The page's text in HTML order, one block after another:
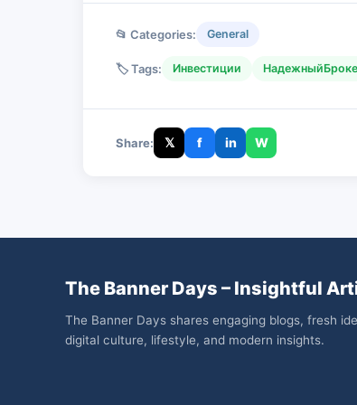
📂 Categories: General
🏷️ Tags: Инвестиции
Share: 𝕏 f in W
The Banner Days – Insightful
The Banner Days shares engaging blogs, fresh
digital culture, lifestyle, and modern insights.